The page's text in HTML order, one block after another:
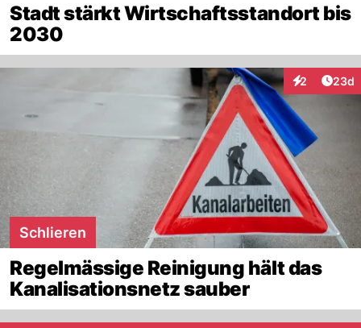
Stadt stärkt Wirtschaftsstandort bis
2030
2
Interaktionen
23d
Schlieren
Regelmässige Reinigung hält das
Kanalisationsnetz sauber